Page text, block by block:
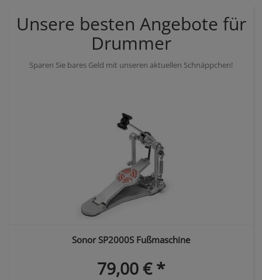
Unsere besten Angebote für
Drummer
Sparen Sie bares Geld mit unseren aktuellen Schnäppchen!
Sonor SP2000S Fußmaschine
79,00 € *